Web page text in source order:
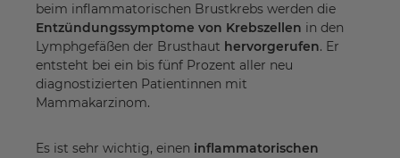
beim inflammatorischen Brustkrebs werden die
Entzündungssymptome von Krebszellen in den
Lymphgefäßen der Brusthaut hervorgerufen. Er
entsteht bei ein bis fünf Prozent aller neu
diagnostizierten Patientinnen mit
Mammakarzinom.
Es ist sehr wichtig, einen inflammatorischen